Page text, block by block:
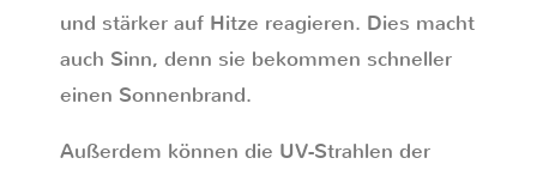
und stärker auf Hitze reagieren. Dies macht
auch Sinn, denn sie bekommen schneller
einen Sonnenbrand.
Außerdem können die UV-Strahlen der